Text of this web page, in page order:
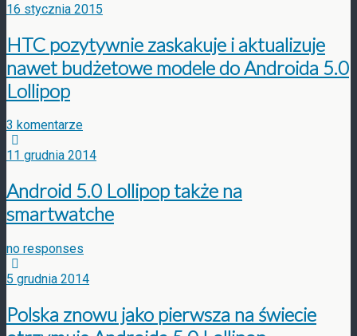
16 stycznia 2015
HTC pozytywnie zaskakuje i aktualizuje
nawet budżetowe modele do Androida 5.0
Lollipop
3 komentarze
11 grudnia 2014
Android 5.0 Lollipop także na
smartwatche
no responses
5 grudnia 2014
Polska znowu jako pierwsza na świecie